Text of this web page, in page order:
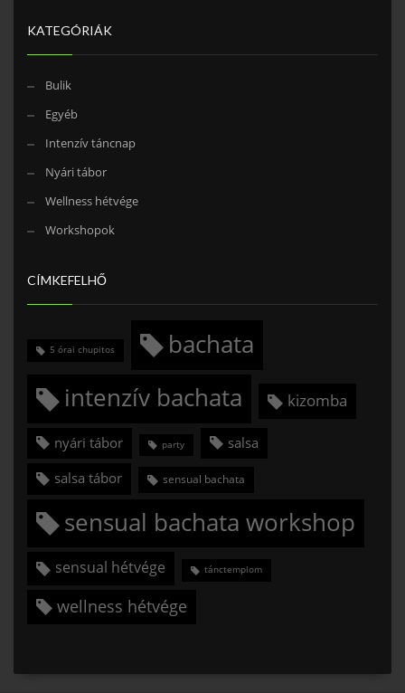
KATEGÓRIÁK
Bulik
Egyéb
Intenzív táncnap
Nyári tábor
Wellness hétvége
Workshopok
CÍMKEFELHŐ
5 órai chupitos bachata
intenzív bachata kizomba
nyári tábor party
salsa
salsa tábor
sensual bachata
sensual bachata workshop
sensual hétvége tánctemplom
wellness hétvége